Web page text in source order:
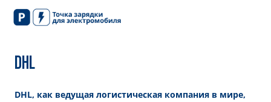
DHL
DHL, как ведущая логистическая компания в мире,